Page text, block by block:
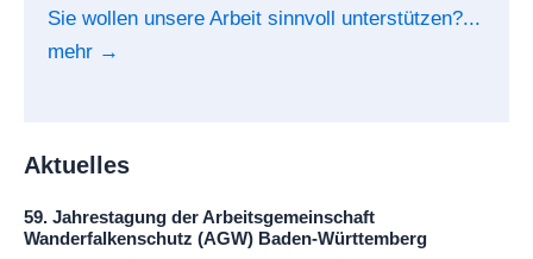
Sie wollen unsere Arbeit sinnvoll unterstützen?...
mehr →
Aktuelles
59. Jahrestagung der Arbeitsgemeinschaft
Wanderfalkenschutz (AGW) Baden-Württemberg